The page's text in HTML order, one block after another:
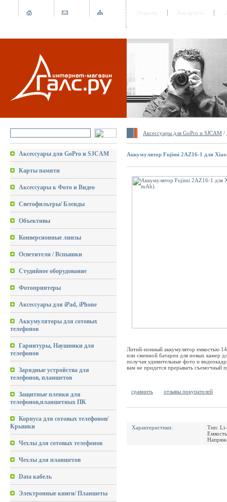
Аксессуары для GoPro и SJCAM /
Аксессуары для GoPro и SJCAM
Карты памяти
Аксессуары к Фото и Видео
Светофильтры/ Бленды
Объективы
Конверсионные линзы
Осветители / Вспышки
Студийное оборудование
Фотопринтеры
Аксессуары для iPad, iPhone
Аккумуляторы для сотовых
телефонов
Гарнитуры, Наушники для
телефонов
Зарядные устройства для
телефонов, планшетов
Защитные пленки для
телефонов,планшетных ПК
Корпуса для сотовых телефонов/
Крышки
Чехлы для сотовых телефонов
Чехлы для планшетов
Data кабель
Электронные книги/ Планшеты
Аккумулятор Fujimi 2AZ16-1 для
Литий-ионный аккумулятор емкостью
или сменной батареи для новых камер
получая удивительные фото и
вам не придется прерывать съемочный
сравнить отзывы покупателей
Характеристики:
Тип: